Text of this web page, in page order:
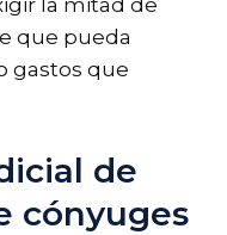
la mitad de
que pueda
gastos que
de
cónyuges